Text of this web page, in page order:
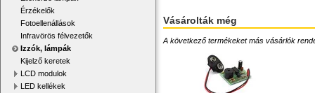
Érzékelők
Fotoellenállások
Infravörös félvezetők
Izzók, lámpák
Kijelző keretek
LCD modulok
LED kellékek
Vásárolták még
A következő termékeket más vásárlók